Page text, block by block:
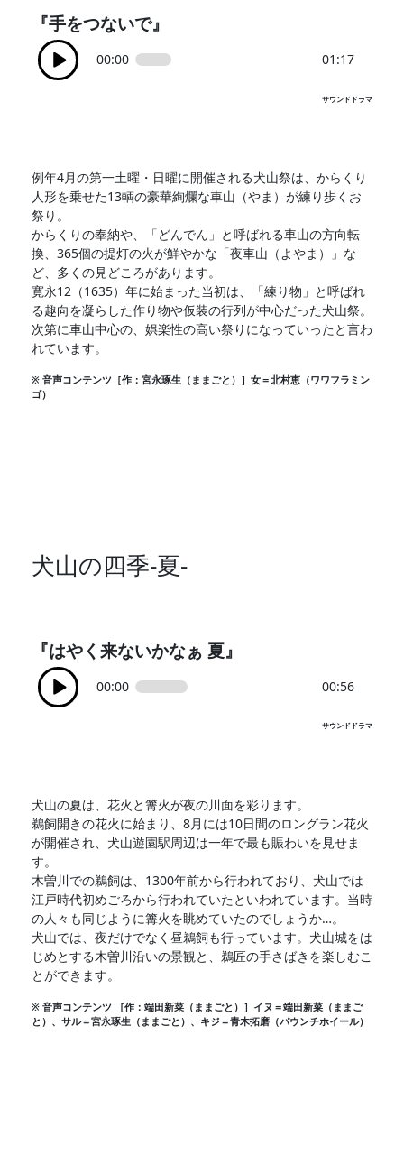
『手をつないで』
00:00 01:17
サウンドドラマ
例年4月の第一土曜・日曜に開催される犬山祭は、からくり
人形を乗せた13輌の豪華絢爛な車山（やま）が練り歩くお
祭り。
からくりの奉納や、「どんでん」と呼ばれる車山の方向転
換、365個の提灯の火が鮮やかな「夜車山（よやま）」な
ど、多くの見どころがあります。
寛永12（1635）年に始まった当初は、「練り物」と呼ばれ
る趣向を凝らした作り物や仮装の行列が中心だった犬山祭。
次第に車山中心の、娯楽性の高い祭りになっていったと言わ
れています。
※ 音声コンテンツ［作：宮永琢生（ままごと）］女＝北村恵（ワワフラミン
ゴ）
犬山の四季-夏-
『はやく来ないかなぁ 夏』
00:00 00:56
サウンドドラマ
犬山の夏は、花火と篝火が夜の川面を彩ります。
鵜飼開きの花火に始まり、8月には10日間のロングラン花火
が開催され、犬山遊園駅周辺は一年で最も賑わいを見せま
す。
木曽川での鵜飼は、1300年前から行われており、犬山では
江戸時代初めごろから行われていたといわれています。当時
の人々も同じように篝火を眺めていたのでしょうか…。
犬山では、夜だけでなく昼鵜飼も行っています。犬山城をは
じめとする木曽川沿いの景観と、鵜匠の手さばきを楽しむこ
とができます。
※ 音声コンテンツ ［作：端田新菜（ままごと）］イヌ＝端田新菜（ままご
と）、サル＝宮永琢生（ままごと）、キジ＝青木拓磨（パウンチホイール）